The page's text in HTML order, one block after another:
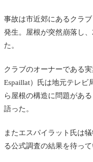
事故は市近郊にあるクラ
発生。屋根が突然崩落し
た。
クラブのオーナーである
Espaillat）氏は地元テレビ
ら屋根の構造に問題があ
語った。
またエスパイラット氏は
る公式調査の結果を待って